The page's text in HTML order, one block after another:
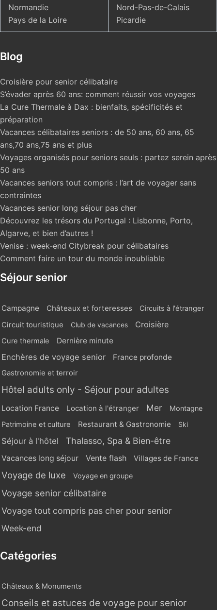
Normandie
Pays de la Loire
Nord-Pas-de-Calais
Picardie
Blog
Croisière pour senior célibataire
S’évader après 60 ans: comment réussir vos voyages
La Cure Thermale à Dax : bienfaits, spécificités et
préparation
Vacances célibataires seniors : de 50 ans, 60 ans, 65
ans,70 ans,75 ans et plus
Voyages organisés pour seniors seuls : partez serein après
50 ans
Vacances seniors tout compris : l’art de voyager sans
contraintes
Vacances senior long séjour pas cher
Découvrez les trésors du Portugal : Lisbonne, Porto,
Algarve, et bien d’autres !
Venise : week-end Citybreak pour célibataires
Comment faire un tour du monde inoubliable
Séjour senior
Campagne Châteaux et forteresses
Circuits à l'étranger
Circuit touristique
Club de vacances Croisière
Cure thermale Dernière minute
Enchères de voyage senior
France profonde
Gastronomie et terroir
Hôtel adults only - Séjour pour adultes
Location France Location à l'étranger Mer Montagne
Patrimoine et culture Restaurant & Gastronomie Ski
Séjour à l'hôtel Thalasso, Spa & Bien-être
Vacances long séjour Vente flash Villages de France
Voyage de luxe Voyage en groupe
Voyage senior célibataire
Voyage tout compris pas cher pour senior
Week-end
Catégories
Châteaux & Monuments
Conseils et astuces de voyage pour senior